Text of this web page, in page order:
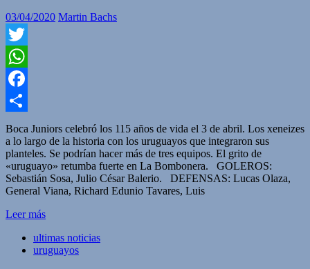
03/04/2020 Martin Bachs
Twitter
WhatsApp
Facebook
Compartir
Boca Juniors celebró los 115 años de vida el 3 de abril. Los xeneizes
a lo largo de la historia con los uruguayos que integraron sus
planteles. Se podrían hacer más de tres equipos. El grito de
«uruguayo» retumba fuerte en La Bombonera. GOLEROS:
Sebastián Sosa, Julio César Balerio. DEFENSAS: Lucas Olaza,
General Viana, Richard Edunio Tavares, Luis
Leer más
ultimas noticias
uruguayos